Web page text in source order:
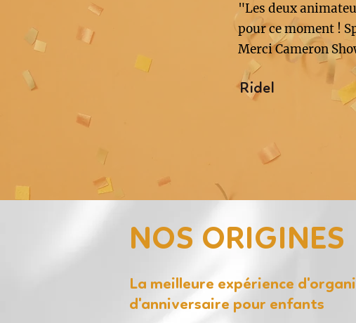
"Les deux
pour ce moment !
Merci Cameron
Ridel
NOS ORIGINES
La meilleure expérience
d'anniversaire pour enfants